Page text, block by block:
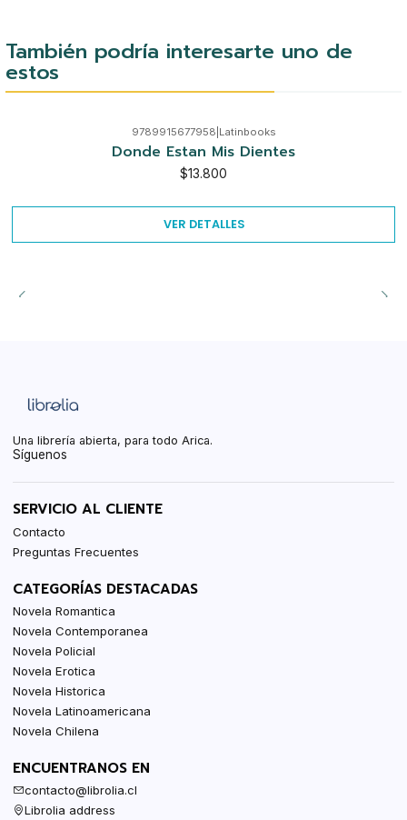
También podría interesarte uno de
estos
9789915677958 Latinbooks
Donde Estan Mis Dientes
$13.800
VER DETALLES
Una librería abierta, para todo Arica.
Síguenos
SERVICIO AL CLIENTE
Contacto
Preguntas Frecuentes
CATEGORÍAS DESTACADAS
Novela Romantica
Novela Contemporanea
Novela Policial
Novela Erotica
Novela Historica
Novela Latinoamericana
Novela Chilena
ENCUENTRANOS EN
contacto@librolia.cl
Librolia address